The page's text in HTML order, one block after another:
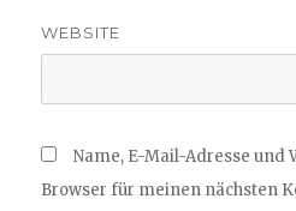
WEBSITE
Name, E-Mail-Adresse und
Browser für meinen nächsten